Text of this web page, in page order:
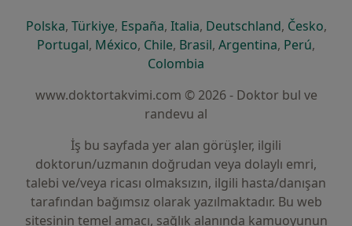
Polskayeni bir sekmede açılır
, Türkiyeyeni bir sekmede açılır
, Españayeni bir sekmede açılır
, Italiayeni bir sekmede açılır
, Deutschlandyeni bir
, Českoyeni
,
Portugalyeni bir sekmede açılır
, Méxicoyeni bir sekmede açılır
, Chileyeni bir sekmede açılır
, Brasilyeni bir sekmede açılır
, Argentinayeni bir
, Perúyeni
,
Colombia
www.doktortakvimi.com © 2026 - Doktor bul ve
randevu al
İş bu sayfada yer alan görüşler, ilgili
doktorun/uzmanın doğrudan veya dolaylı emri,
talebi ve/veya ricası olmaksızın, ilgili hasta/danışan
tarafından bağımsız olarak yazılmaktadır. Bu web
sitesinin temel amacı, sağlık alanında kamuoyunun